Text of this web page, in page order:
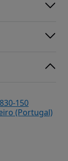
150
(Portugal)